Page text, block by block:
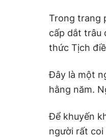
Trong trang
cấp dắt trâu
thức Tịch
Đây là một
hằng năm.
Để khuyến
người rất